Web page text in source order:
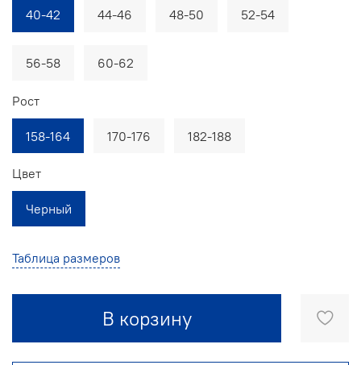
Таблица размеров
В корзину
40-42 44-46 48-50 52-54
56-58 60-62
Рост
158-164 170-176 182-188
Цвет
Черный